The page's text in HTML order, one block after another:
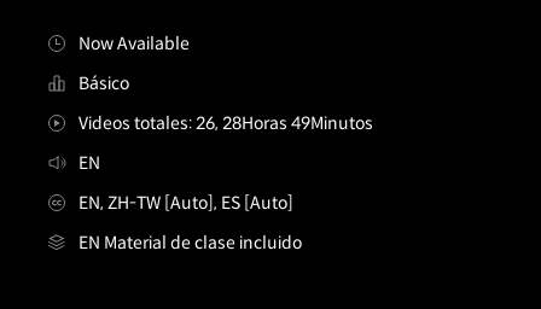
Now Available
Básico
Videos totales: 26, 28Horas 49Minutos
EN
EN, ZH-TW [Auto], ES [Auto]
EN Material de clase incluido